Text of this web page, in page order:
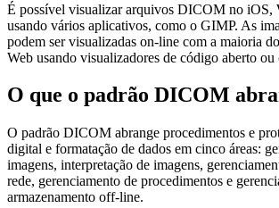
É possível visualizar arquivos DICOM no
usando vários aplicativos, como o GIMP. As
podem ser visualizadas on-line com a maioria
Web usando visualizadores de código aberto ou
O que o padrão DICOM
O padrão DICOM abrange procedimentos e
digital e formatação de dados em cinco áreas:
imagens, interpretação de imagens,
rede, gerenciamento de procedimentos e
armazenamento off-line.